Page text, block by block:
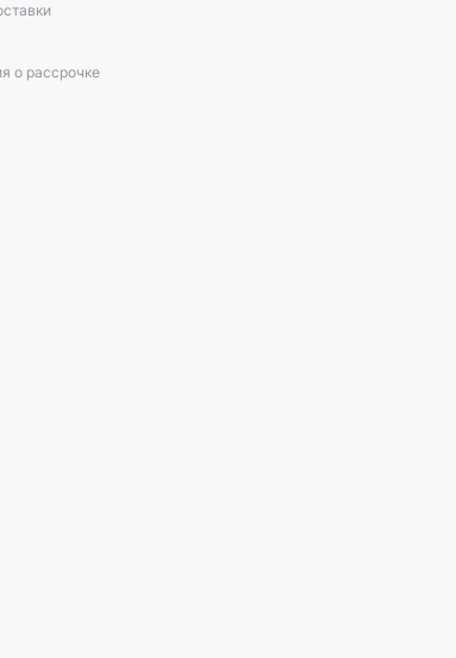
о рассрочке